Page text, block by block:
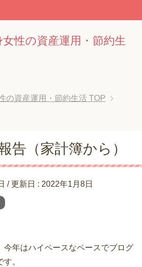
性の資産運用・節約生
の資産運用・節約生活 TOP
告（家計簿から）
/ 更新日 : 2022年1月8日
今年はハイペースなペースでブログ
。